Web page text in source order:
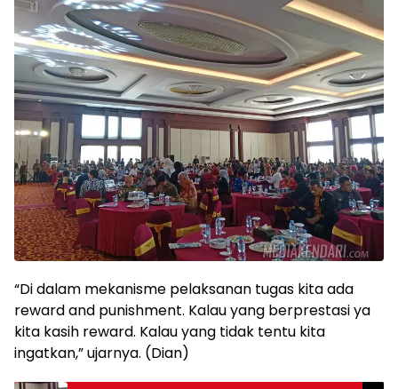
“Di dalam mekanisme pelaksanan tugas kita ada
reward and punishment. Kalau yang berprestasi ya
kita kasih reward. Kalau yang tidak tentu kita
ingatkan,” ujarnya. (Dian)